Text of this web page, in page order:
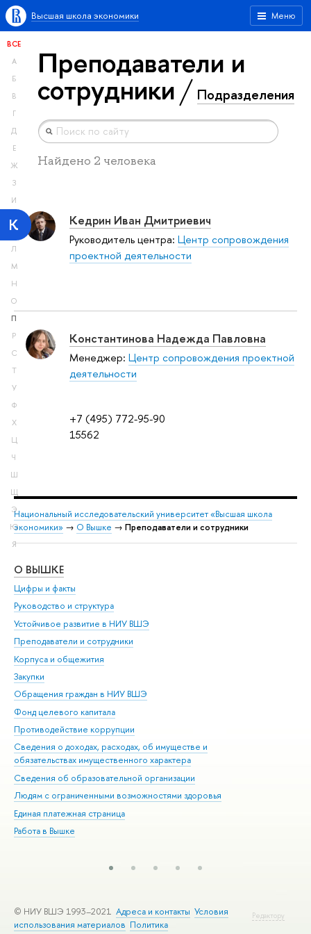
Меню
Высшая школа экономики
ВСЕ
А
Б
В
Г
Д
Е
Ж
З
И
К
Л
М
Н
О
П
Р
С
Т
У
Ф
Х
Ц
Ч
Ш
Щ
Э
Ю
Я
Преподаватели и
сотрудники Подразделения
Найдено 2 человека
Кедрин Иван Дмитриевич
Руководитель центра: Центр сопровождения
проектной деятельности
+7 (495) 772-95-90
15562
Константинова Надежда Павловна
Менеджер: Центр сопровождения проектной
деятельности
Национальный исследовательский университет «Высшая школа
экономики» → О Вышке → Преподаватели и сотрудники
О ВЫШКЕ
Цифры и факты
Руководство и структура
Устойчивое развитие в НИУ ВШЭ
Преподаватели и сотрудники
Корпуса и общежития
Закупки
Обращения граждан в НИУ ВШЭ
Фонд целевого капитала
Противодействие коррупции
Сведения о доходах, расходах, об имуществе и
обязательствах имущественного характера
Сведения об образовательной организации
Людям с ограниченными возможностями здоровья
Единая платежная страница
Работа в Вышке
Редактору
© НИУ ВШЭ 1993–2021 Адреса и контакты Условия
использования материалов Политика